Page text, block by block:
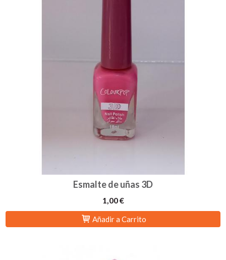
Esmalte de uñas 3D
1,00 €
Añadir a Carrito